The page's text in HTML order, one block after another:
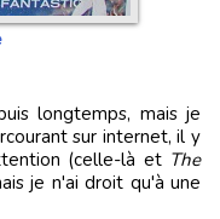
sur internet, il y
(celle-là et The
je n'ai droit qu'à une